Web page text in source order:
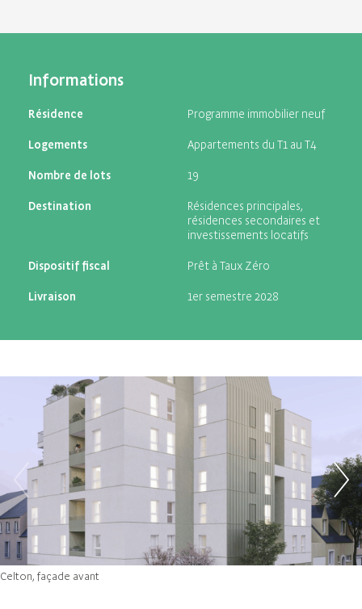
Informations
Résidence Programme immobilier neuf
Logements Appartements du T1 au T4
Nombre de lots 19
Destination
Résidences principales,
résidences secondaires et
investissements locatifs
Dispositif fiscal Prêt à Taux Zéro
Livraison 1er semestre 2028
Celton, façade avant